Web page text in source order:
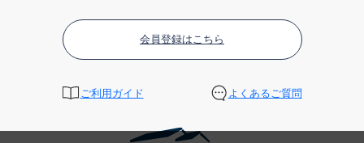
会員登録はこちら
ご利用ガイド よくあるご質問